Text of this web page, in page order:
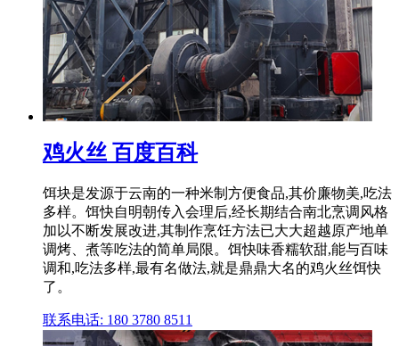
鸡火丝 百度百科
饵块是发源于云南的一种米制方便食品,其价廉物美,吃法
多样。饵快自明朝传入会理后,经长期结合南北烹调风格
加以不断发展改进,其制作烹饪方法已大大超越原产地单
调烤、煮等吃法的简单局限。饵快味香糯软甜,能与百味
调和,吃法多样,最有名做法,就是鼎鼎大名的鸡火丝饵快
了。
联系电话: 180 3780 8511